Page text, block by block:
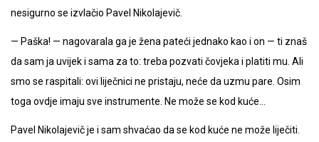
nesigurno se izvlačio Pavel Nikolajevič.
— Paška! — nagovarala ga je žena pateći jednako kao i on — ti znaš
da sam ja uvijek i sama za to: treba pozvati čovjeka i platiti mu. Ali
smo se raspitali: ovi liječnici ne pristaju, neće da uzmu pare. Osim
toga ovdje imaju sve instrumente. Ne može se kod kuće…
Pavel Nikolajevič je i sam shvaćao da se kod kuće ne može liječiti.